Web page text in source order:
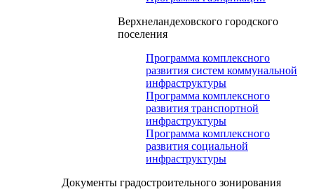
Верхнеландеховского городского
поселения
Программа комплексного
развития систем коммунальной
инфраструктуры
Программа комплексного
развития транспортной
инфраструктуры
Программа комплексного
развития социальной
инфраструктуры
Документы градостроительного зонирования